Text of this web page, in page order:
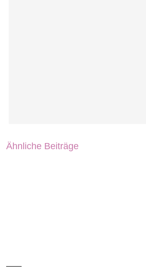
Ähnliche Beiträge